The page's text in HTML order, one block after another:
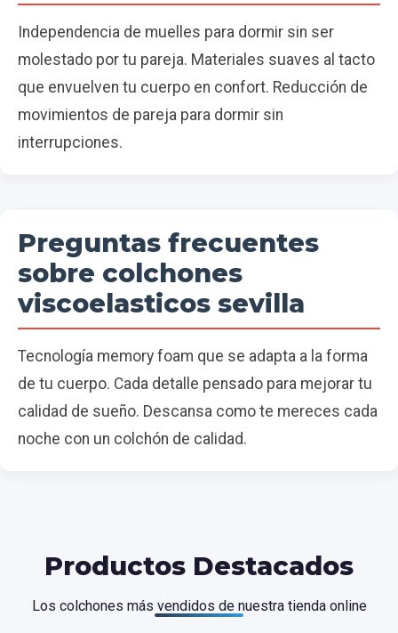
Independencia de muelles para dormir sin ser
molestado por tu pareja. Materiales suaves al tacto
que envuelven tu cuerpo en confort. Reducción de
movimientos de pareja para dormir sin
interrupciones.
Preguntas frecuentes
sobre colchones
viscoelasticos sevilla
Tecnología memory foam que se adapta a la forma
de tu cuerpo. Cada detalle pensado para mejorar tu
calidad de sueño. Descansa como te mereces cada
noche con un colchón de calidad.
Productos Destacados
Los colchones más vendidos de nuestra tienda online